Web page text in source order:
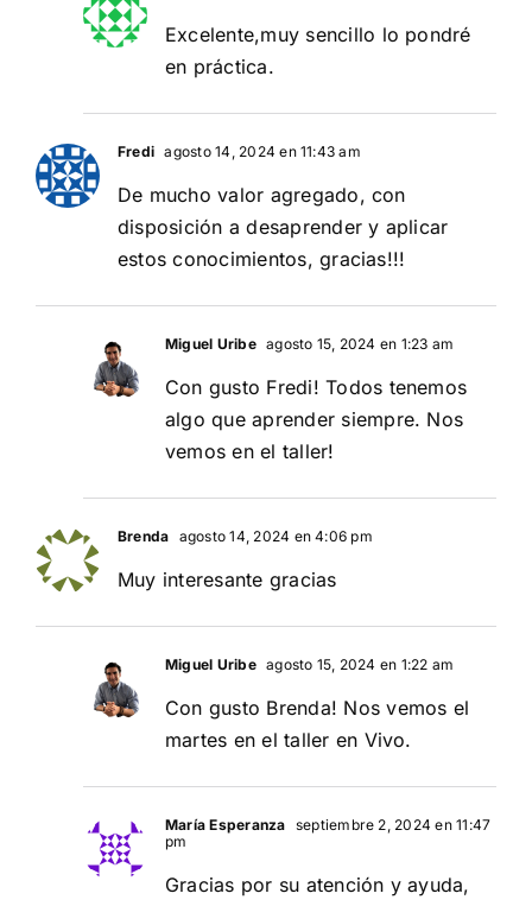
Excelente,muy sencillo lo pondré
en práctica.
Fredi agosto 14, 2024 en 11:43 am
De mucho valor agregado, con
disposición a desaprender y aplicar
estos conocimientos, gracias!!!
Miguel Uribe agosto 15, 2024 en 1:23 am
Con gusto Fredi! Todos tenemos
algo que aprender siempre. Nos
vemos en el taller!
Brenda agosto 14, 2024 en 4:06 pm
Muy interesante gracias
Miguel Uribe agosto 15, 2024 en 1:22 am
Con gusto Brenda! Nos vemos el
martes en el taller en Vivo.
María Esperanza septiembre 2, 2024 en 11:47
pm
Gracias por su atención y ayuda,